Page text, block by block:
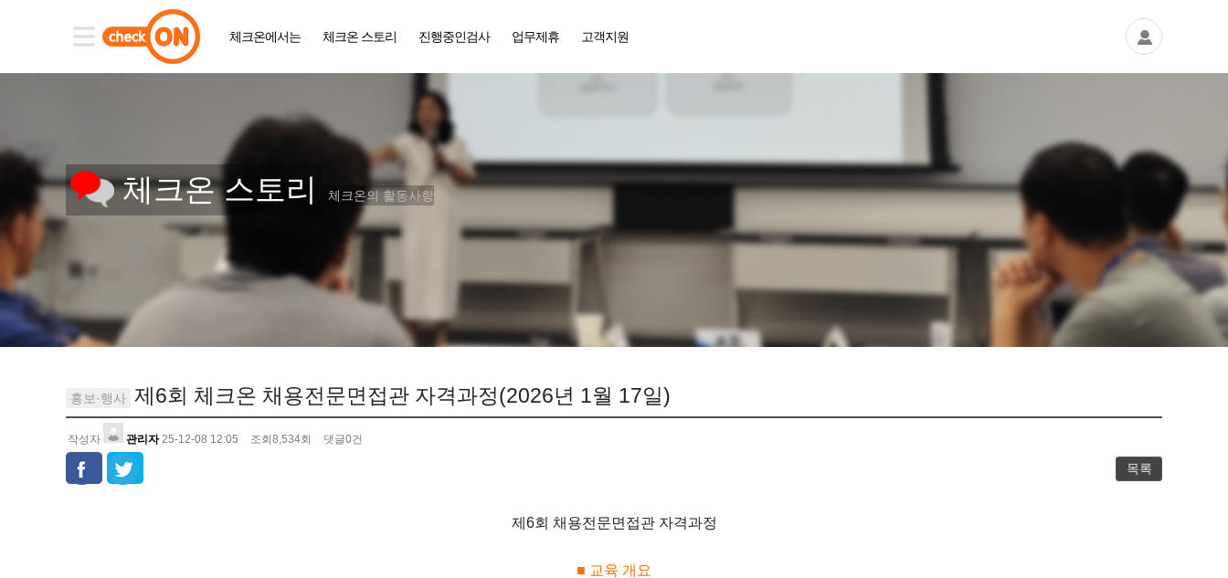
체크온에서는 체크온 스토리 진행중인검사 업무제휴 고객지원
체크온 스토리 체크온의 활동사항
홍보·행사 제6회 체크온 채용전문면접관 자격과정(2026년 1월 17일)
작성자 관리자 25-12-08 12:05 조회 8,534회 댓글0건
목록
제6회 채용전문면접관 자격과정
■ 교육 개요